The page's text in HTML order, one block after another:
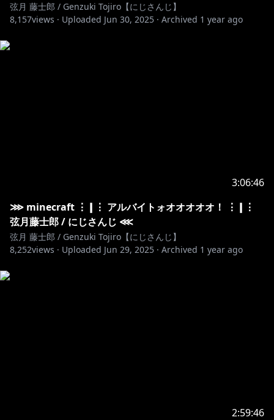
#にじさんじ #弦月藤士郎 #弦ノ刻
弦月 藤士郎 / Genzuki Tojiro【にじさんじ】
8,157views · Uploaded Jun 30, 2025 · Archived 1 year ago
3:06:46
⋙ minecraft ⋮❙⋮ アルバイトォオオオオオ！ ⋮❙⋮
弦月藤士郎 / にじさんじ ⋘
弦月 藤士郎 / Genzuki Tojiro【にじさんじ】
8,252views · Uploaded Jun 29, 2025 · Archived 1 year ago
2:59:46